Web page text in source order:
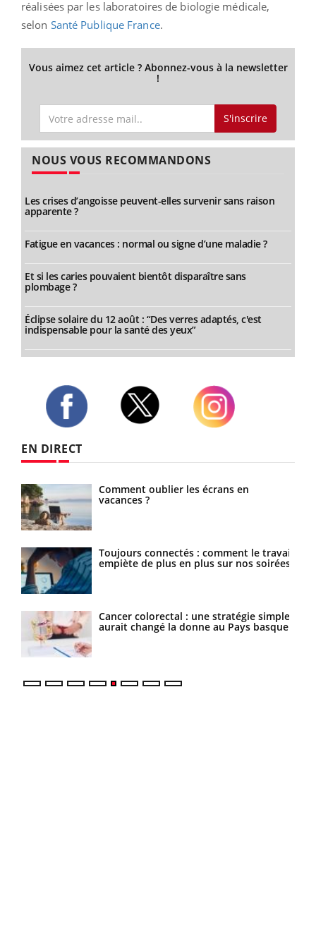
réalisées par les laboratoires de biologie médicale,
selon Santé Publique France.
Vous aimez cet article ? Abonnez-vous à la newsletter
!
S'inscrire
NOUS VOUS RECOMMANDONS
Les crises d’angoisse peuvent-elles survenir sans raison
apparente ?
Fatigue en vacances : normal ou signe d’une maladie ?
Et si les caries pouvaient bientôt disparaître sans
plombage ?
Éclipse solaire du 12 août : “Des verres adaptés, c'est
indispensable pour la santé des yeux”
EN DIRECT
Comment oublier les écrans en
vacances ?
Toujours connectés : comment le travail
empiète de plus en plus sur nos soirées
Cancer colorectal : une stratégie simple
aurait changé la donne au Pays basque